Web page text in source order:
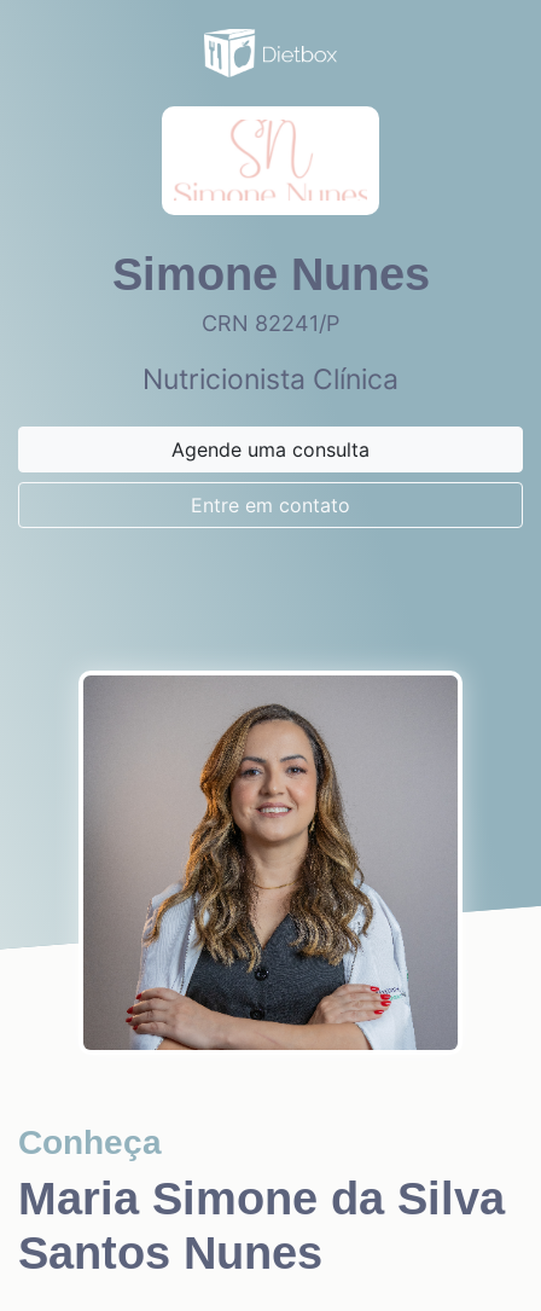
Simone Nunes
CRN 82241/P
Nutricionista Clínica
Agende uma consulta
Entre em contato
Conheça
Maria Simone da Silva
Santos Nunes